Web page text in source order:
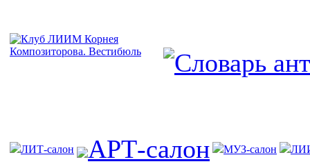
ЛИТ-салон АРТ-салон МУЗ-салон